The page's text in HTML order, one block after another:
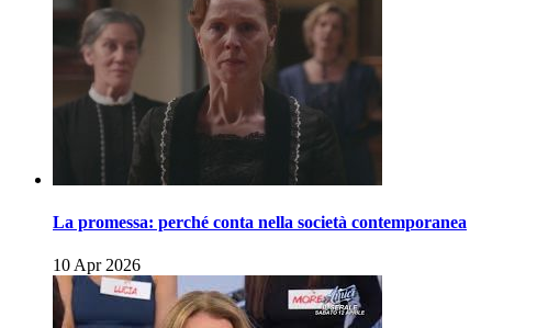
La promessa: perché conta nella società contemporanea
10 Apr 2026